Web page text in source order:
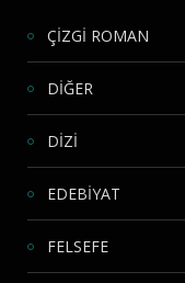
ÇİZGİ ROMAN
DİĞER
DİZİ
EDEBİYAT
FELSEFE